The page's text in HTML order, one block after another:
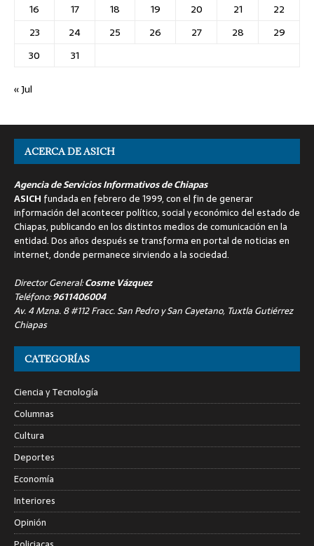
16
17 18 19 20 21
22
23
24 25 26 27 28
29
30
31
« Jul
ACERCA DE ASICH
Agencia de Servicios Informativos de Chiapas
ASICH fundada en febrero de 1999, con el fin de generar
información del acontecer político, social y económico del estado de
Chiapas, publicando en los distintos medios de comunicación en la
entidad. Dos años después se transforma en portal de noticias en
internet, donde permanece sirviendo a la sociedad.
Director General:Cosme Vázquez
Teléfono:9611406004
Av. 4 Mzna. 8 #112 Fracc. San Pedro y San Cayetano, Tuxtla Gutiérrez
Chiapas
CATEGORÍAS
Ciencia y Tecnología
Columnas
Cultura
Deportes
Economía
Interiores
Opinión